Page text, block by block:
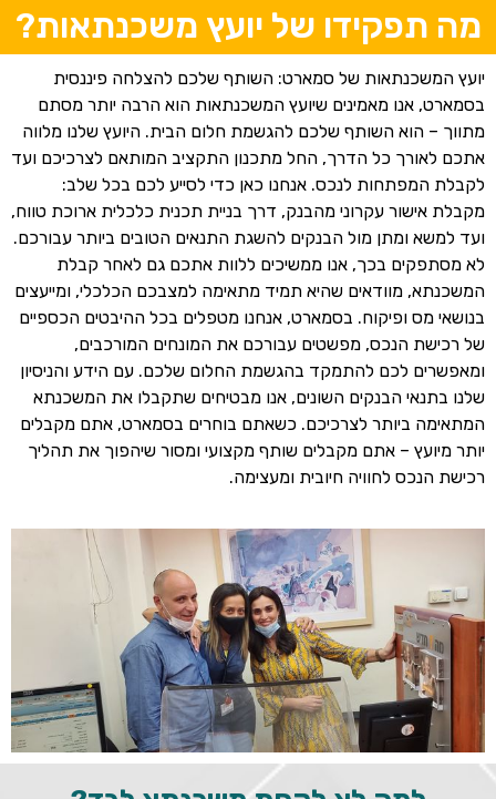
מה תפקידו של יועץ משכנתאות?
יועץ המשכנתאות של סמארט: השותף שלכם להצלחה פיננסית
בסמארט, אנו מאמינים שיועץ המשכנתאות הוא הרבה יותר מסתם
מתווך – הוא השותף שלכם להגשמת חלום הבית. היועץ שלנו מלווה
אתכם לאורך כל הדרך, החל מתכנון התקציב המותאם לצרכיכם ועד
לקבלת המפתחות לנכס. אנחנו כאן כדי לסייע לכם בכל שלב:
מקבלת אישור עקרוני מהבנק, דרך בניית תכנית כלכלית ארוכת טווח,
ועד למשא ומתן מול הבנקים להשגת התנאים הטובים ביותר עבורכם.
לא מסתפקים בכך, אנו ממשיכים ללוות אתכם גם לאחר קבלת
המשכנתא, מוודאים שהיא תמיד מתאימה למצבכם הכלכלי, ומייעצים
בנושאי מס ופיקוח. בסמארט, אנחנו מטפלים בכל ההיבטים הכספיים
של רכישת הנכס, מפשטים עבורכם את המונחים המורכבים,
ומאפשרים לכם להתמקד בהגשמת החלום שלכם. עם הידע והניסיון
שלנו בתנאי הבנקים השונים, אנו מבטיחים שתקבלו את המשכנתא
המתאימה ביותר לצרכיכם. כשאתם בוחרים בסמארט, אתם מקבלים
יותר מיועץ – אתם מקבלים שותף מקצועי ומסור שיהפוך את תהליך
רכישת הנכס לחוויה חיובית ומעצימה.